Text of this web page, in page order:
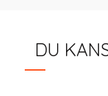
DU